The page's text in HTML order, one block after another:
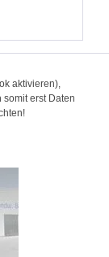
aktivieren),
erst Daten